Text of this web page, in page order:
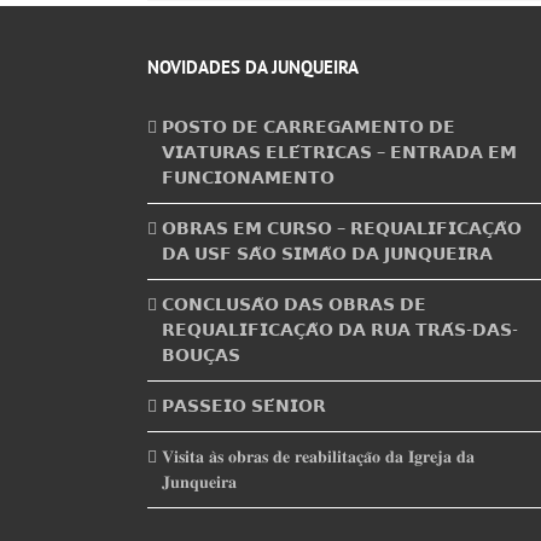
NOVIDADES DA JUNQUEIRA
𝗣𝗢𝗦𝗧𝗢 𝗗𝗘 𝗖𝗔𝗥𝗥𝗘𝗚𝗔𝗠𝗘𝗡𝗧𝗢 𝗗𝗘
𝗩𝗜𝗔𝗧𝗨𝗥𝗔𝗦 𝗘𝗟𝗘́𝗧𝗥𝗜𝗖𝗔𝗦 – 𝗘𝗡𝗧𝗥𝗔𝗗𝗔 𝗘𝗠
𝗙𝗨𝗡𝗖𝗜𝗢𝗡𝗔𝗠𝗘𝗡𝗧𝗢
𝗢𝗕𝗥𝗔𝗦 𝗘𝗠 𝗖𝗨𝗥𝗦𝗢 – 𝗥𝗘𝗤𝗨𝗔𝗟𝗜𝗙𝗜𝗖𝗔𝗖̧𝗔̃𝗢
𝗗𝗔 𝗨𝗦𝗙 𝗦𝗔̃𝗢 𝗦𝗜𝗠𝗔̃𝗢 𝗗𝗔 𝗝𝗨𝗡𝗤𝗨𝗘𝗜𝗥𝗔
𝗖𝗢𝗡𝗖𝗟𝗨𝗦𝗔̃𝗢 𝗗𝗔𝗦 𝗢𝗕𝗥𝗔𝗦 𝗗𝗘
𝗥𝗘𝗤𝗨𝗔𝗟𝗜𝗙𝗜𝗖𝗔𝗖̧𝗔̃𝗢 𝗗𝗔 𝗥𝗨𝗔 𝗧𝗥𝗔́𝗦-𝗗𝗔𝗦-
𝗕𝗢𝗨𝗖̧𝗔𝗦
𝗣𝗔𝗦𝗦𝗘𝗜𝗢 𝗦𝗘́𝗡𝗜𝗢𝗥
𝐕𝐢𝐬𝐢𝐭𝐚 𝐚̀𝐬 𝐨𝐛𝐫𝐚𝐬 𝐝𝐞 𝐫𝐞𝐚𝐛𝐢𝐥𝐢𝐭𝐚𝐜̧𝐚̃𝐨 𝐝𝐚 𝐈𝐠𝐫𝐞𝐣𝐚 𝐝𝐚
𝐉𝐮𝐧𝐪𝐮𝐞𝐢𝐫𝐚